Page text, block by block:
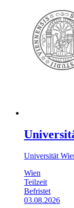
Universität
Wien
Teilzeit
Befristet
03.08.2026